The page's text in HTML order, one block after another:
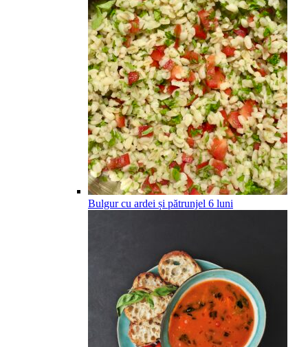
Bulgur cu ardei și pătrunjel 6 luni